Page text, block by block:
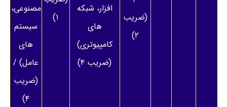
(ضریب
۲)
افزار، شبکه
های
کامپیوتری)
(ضریب ۴)
۱)
مصنوعی،
سیستم
های
عامل) /
(ضریب
۴)